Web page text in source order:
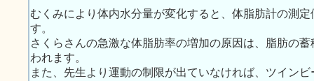
むくみにより体内水分量が変化すると、体脂肪計の測
す。
さくらさんの急激な体脂肪率の増加の原因は、脂肪の
われます。
また、先生より運動の制限が出ていなければ、ツイン